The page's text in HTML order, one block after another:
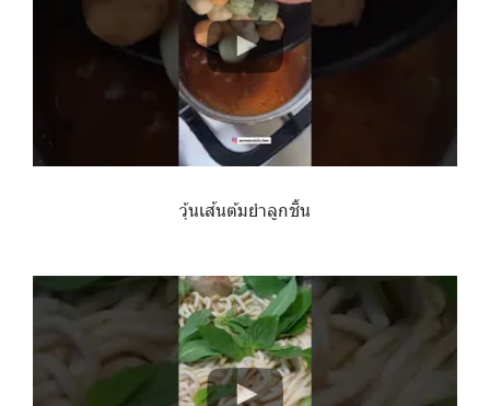
วุ้นเส้นต้มยำลูกชิ้น